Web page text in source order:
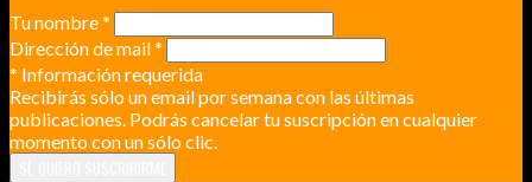
Tu nombre*
Dirección de mail*
* Información requerida
Recibirás sólo un email por semana con las últimas
publicaciones. Podrás cancelar tu suscripción en cualquier
momento con un sólo clic.